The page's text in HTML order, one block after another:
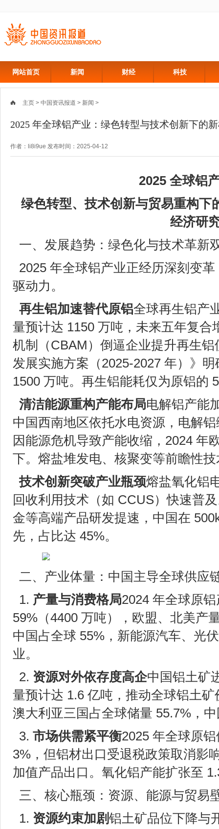
网站首页 新闻 财经 科技
主页 > 中国资讯报道 > 新闻 >
2025 年全球铝产业：绿色转型与技术创新下的
作者：li8i9ue 发布时间：2025-04-12
2025 全球铝
绿色转型、技术创新与贸易重构下
经济研
一、发展趋势：绿色化与技术革新
2025 年全球铝产业正经历深刻变
驱动力。
再生铝加速替代原铝全球再生铝产
量预计达 1150 万吨，未来五年复
机制（CBAM）倒逼企业提升再生
发展实施方案（2025-2027 年）》
1500 万吨。再生铝能耗仅为原铝的
清洁能源重构产能布局电解铝产能
中国西南地区依托水电资源，电解
因能源危机导致产能收缩，2024 年
下。熔盐堆发电、核聚变等前瞻性
技术创新突破产业瓶颈熔盐氧化铝
回收利用技术（如 CCUS）快速普
金等高端产品研发提速，中国在
先，占比达 45%。
二、产业体量：中国主导全球供应
1. 产量与消费格局2024 年全球原
59%（4400 万吨），欧盟、北美产
中国占全球 55%，新能源汽车、光
业。
2. 资源对外依存度高企中国铝土矿
量预计达 1.6 亿吨，推动全球铝土
澳大利亚三国占全球储量 55.7%，
3. 市场供需紧平衡2025 年全球原
3%，但铝材出口受退税政策取消影
加值产品出口。氧化铝产能扩张至
三、核心瓶颈：资源、能源与贸易
1. 资源约束加剧铝土矿品位下降与